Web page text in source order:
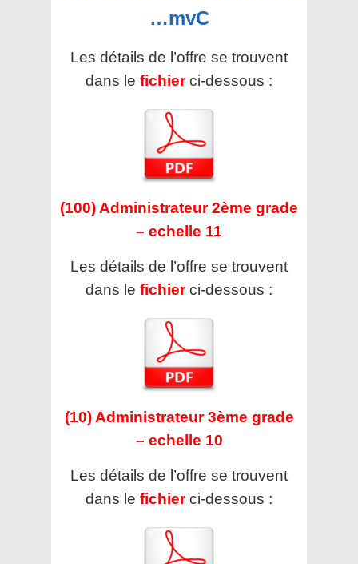
…mvC
Les détails de l’offre se trouvent
dans le fichier ci-dessous :
(100) Administrateur 2ème grade
– echelle 11
Les détails de l’offre se trouvent
dans le fichier ci-dessous :
(10) Administrateur 3ème grade
– echelle 10
Les détails de l’offre se trouvent
dans le fichier ci-dessous :